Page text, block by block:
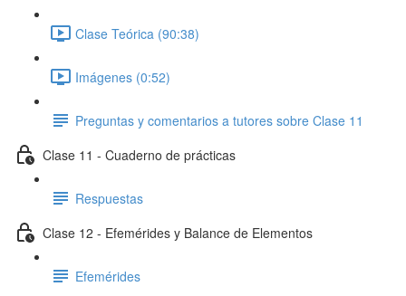
Clase Teórica (90:38)
Imágenes (0:52)
Preguntas y comentarios a tutores sobre Clase 11
Clase 11 - Cuaderno de prácticas
Respuestas
Clase 12 - Efemérides y Balance de Elementos
Efemérides